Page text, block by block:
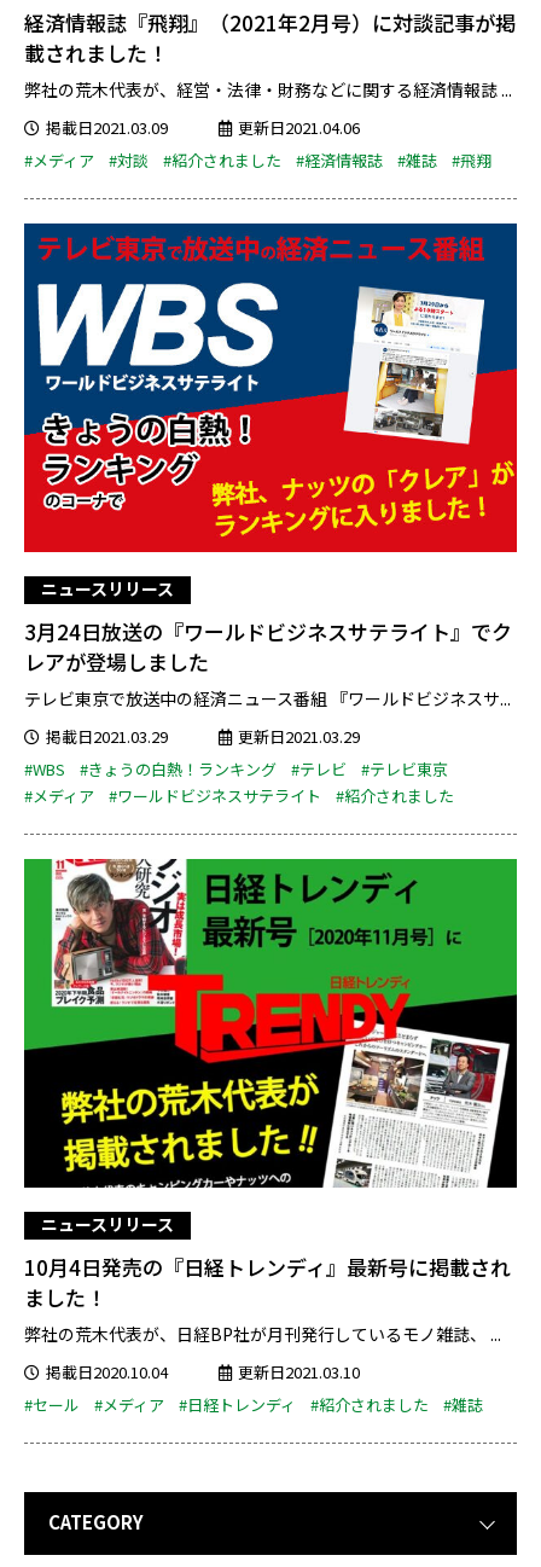
経済情報誌『飛翔』（2021年2月号）に対談記事が掲
載されました！
弊社の荒木代表が、経営・法律・財務などに関する経済情報誌 ...
掲載日2021.03.09
更新日2021.04.06
#メディア
#対談 #紹介されました #経済情報誌 #雑誌 #飛翔
ニュースリリース
3月24日放送の『ワールドビジネスサテライト』でク
レアが登場しました
テレビ東京で放送中の経済ニュース番組 『ワールドビジネスサ...
掲載日2021.03.29
更新日2021.03.29
#WBS
#きょうの白熱！ランキング #テレビ
#テレビ東京
#メディア
#ワールドビジネスサテライト #紹介されました
ニュースリリース
10月4日発売の『日経トレンディ』最新号に掲載され
ました！
弊社の荒木代表が、日経BP社が月刊発行しているモノ雑誌、 ...
掲載日2020.10.04
更新日2021.03.10
#セール
#メディア #日経トレンディ #紹介されました #雑誌
CATEGORY